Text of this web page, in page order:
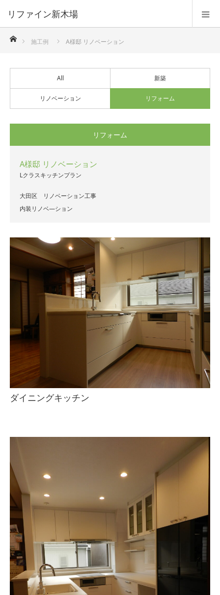
リファイン新木場
ホーム
施工例 A様邸 リノベーション
All 新築
リノベーション リフォーム
リフォーム
A様邸 リノベーション
Lクラスキッチンプラン
大田区 リノベーション工事
内装リノベ―ション
ダイニングキッチン